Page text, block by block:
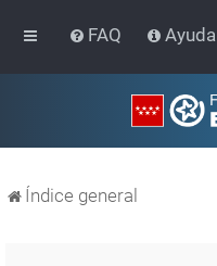
FAQ Ayuda
Índice general